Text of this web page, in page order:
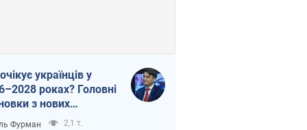
українців у
роках? Головні
з нових
від НБУ
Фурман 2,1 т.